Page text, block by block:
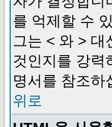
를 억제할 수
그는 < 와 > 대
것인지를 강력
명서를 참조하
위로